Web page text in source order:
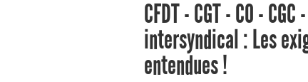
CFDT - CGT - CO -
intersyndical : Les
entendues !